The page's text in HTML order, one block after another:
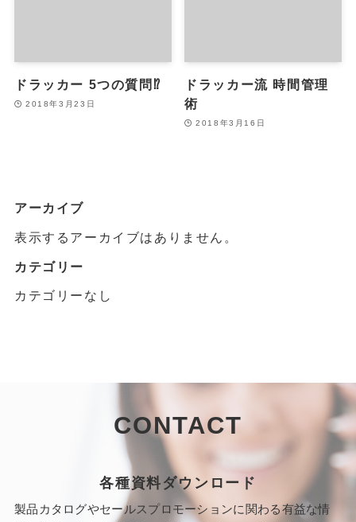
ドラッカー 5つの質問⁉︎
2018年3月23日
ドラッカー流 時間管理
術
2018年3月16日
アーカイブ
表示するアーカイブはありません。
カテゴリー
カテゴリーなし
CONTACT
各種資料ダウンロード
製品カタログやセールスプロモーションに関わる有益な情